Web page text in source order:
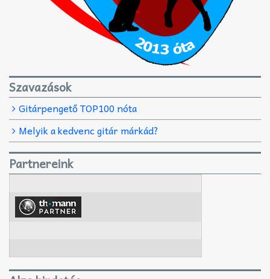
Szavazások
Gitárpengető TOP100 nóta
Melyik a kedvenc gitár márkád?
Partnereink